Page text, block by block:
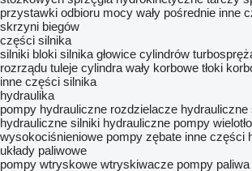
przystawki odbioru mocy wały pośrednie inne
skrzyni biegów
części silnika
silniki bloki silnika głowice cylindrów
rozrządu tuleje cylindra wały korbowe tłoki
inne części silnika
hydraulika
pompy hydrauliczne rozdzielacze hydrauliczne
hydrauliczne silniki hydrauliczne pompy
wysokociśnieniowe pompy zębate inne części
układy paliwowe
pompy wtryskowe wtryskiwacze pompy paliwa